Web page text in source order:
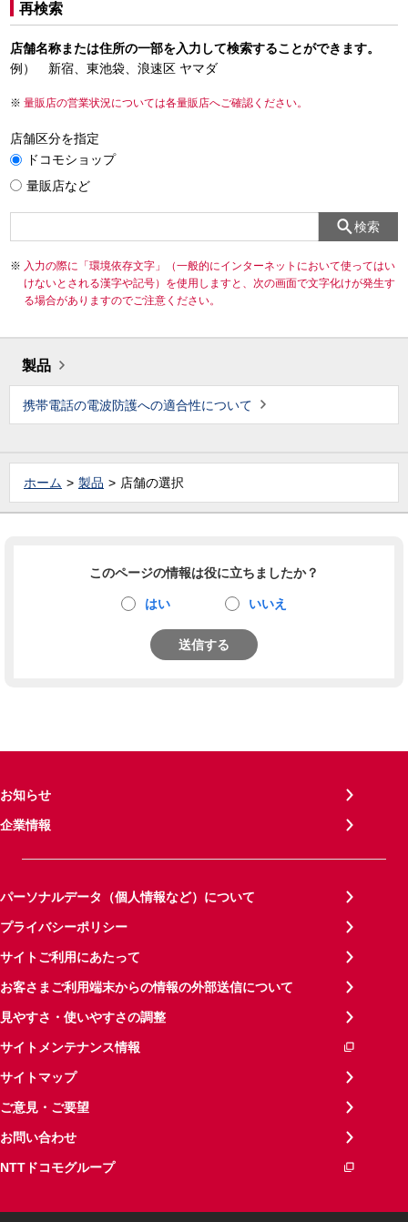
再検索
店舗名称または住所の一部を入力して検索することができます。
例） 新宿、東池袋、浪速区 ヤマダ
量販店の営業状況については各量販店へご確認ください。
店舗区分を指定
ドコモショップ
量販店など
検索
入力の際に「環境依存文字」（一般的にインターネットにおいて使ってはい
けないとされる漢字や記号）を使用しますと、次の画面で文字化けが発生す
る場合がありますのでご注意ください。
製品
携帯電話の電波防護への適合性について
ホーム 製品 店舗の選択
このページの情報は役に立ちましたか？
はい いいえ
送信する
お知らせ
企業情報
パーソナルデータ（個人情報など）について
プライバシーポリシー
サイトご利用にあたって
お客さまご利用端末からの情報の外部送信について
見やすさ・使いやすさの調整
サイトメンテナンス情報
サイトマップ
ご意見・ご要望
お問い合わせ
NTTドコモグループ